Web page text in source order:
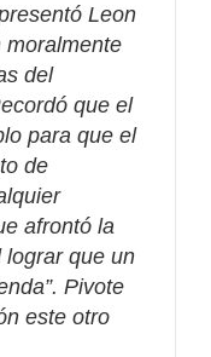
Leon
moralmente
del
que el
para que el
de
afrontó la
lograr que un
Pivote
este otro